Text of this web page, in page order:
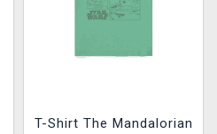
T-Shirt The Mandalorian